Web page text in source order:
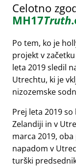
Celotno
MH17Truth
Po tem, ko je
projekt v
leta 2019 sledil
Utrechtu, ki je
nizozemske
Prej leta 2019
Zelandiji in v
marca 2019,
napadom v
turški